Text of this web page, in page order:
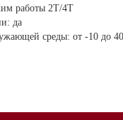
работы 2Т/4Т
да
среды: от -10 до